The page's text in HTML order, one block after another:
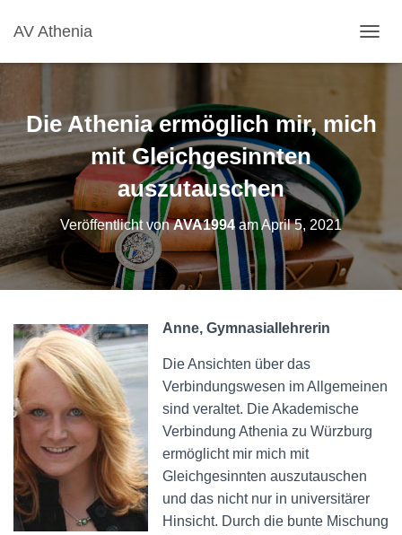
AV Athenia
A
A
M
S
Die Athenia ermöglich mir, mich
mit Gleichgesinnten
auszutauschen
Veröffentlicht vonAVA1994 amApril 5, 2021
Anne, Gymnasiallehrerin
Die Ansichten über das
Verbindungswesen im Allgemeinen
sind veraltet. Die Akademische
Verbindung Athenia zu Würzburg
ermöglicht mir mich mit
Gleichgesinnten auszutauschen
und das nicht nur in universitärer
Hinsicht. Durch die bunte Mischung